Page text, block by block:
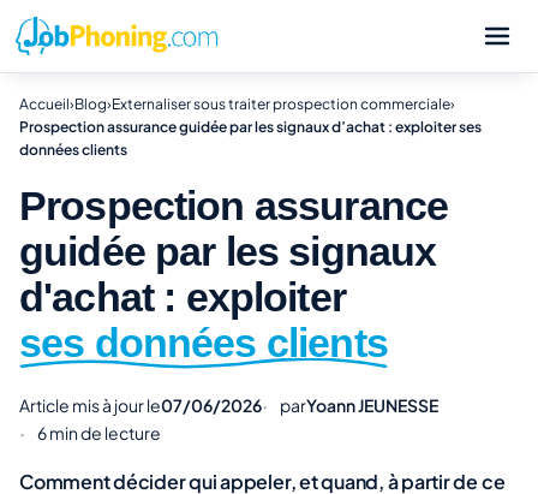
Accueil›Blog›Externaliser sous traiter prospection commerciale›
Prospection assurance guidée par les signaux d’achat : exploiter ses
données clients
Prospection assurance
guidée par les signaux
d'achat : exploiter
ses données clients
Article mis à jour le07/06/2026 parYoann JEUNESSE
6 min de lecture
Comment décider qui appeler, et quand, à partir de ce